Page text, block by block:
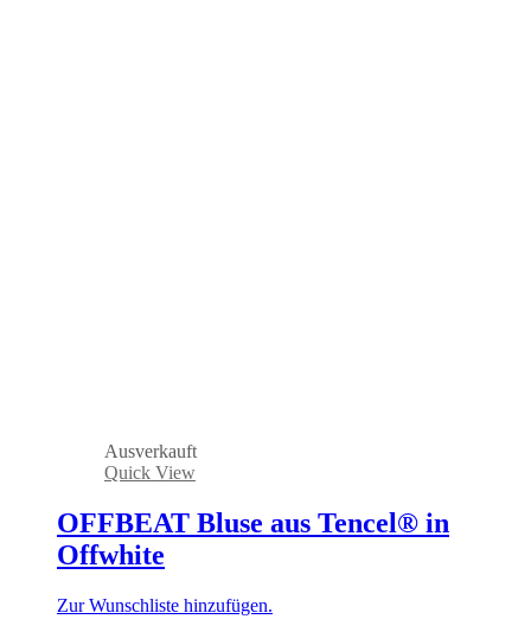
Ausverkauft
Quick View
OFFBEAT Bluse aus Tencel® in
Offwhite
Zur Wunschliste hinzufügen.